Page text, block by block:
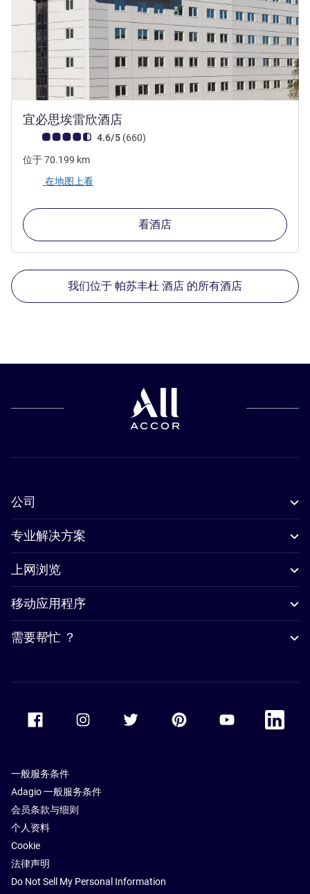
宜必思埃雷欣酒店
客户意见评级 (ALL 评级)
4.6/5 (660评论
)
位于70.199 km
在地图上看
看酒店
我们位于 帕苏丰杜 酒店 的所有酒店
公司
专业解决方案
上网浏览
移动应用程序
需要帮忙 ？
Accor Facebook Accor TwitterAccor PinterestAccor Youtube
Accor
一般服务条件
Adagio 一般服务条件
会员条款与细则
个人资料
Cookie
法律声明
Do Not Sell My Personal Information